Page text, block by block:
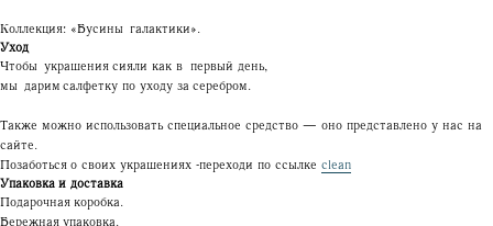
Коллекция: «Бусины галактики».
Уход
Чтобы украшения сияли как в первый день,
мы дарим салфетку по уходу за серебром.
Также можно использовать специальное средство — оно представлено у нас на
сайте.
Позаботься о своих украшениях -переходи по ссылке clean
Упаковка и доставка
Подарочная коробка.
Бережная упаковка.